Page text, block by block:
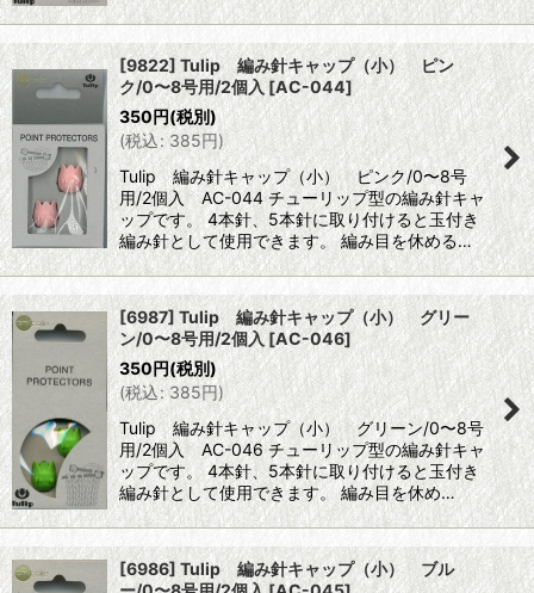
[9822] Tulip 編み針キャップ（小） ピン
ク/0〜8号用/2個入 [AC-044]
350円(税別)
(税込: 385円)
Tulip 編み針キャップ（小） ピンク/0〜8号
用/2個入 AC-044 チューリップ型の編み針キャ
ップです。 4本針、5本針に取り付けると玉付き
編み針として使用できます。 編み目を休める…
[6987] Tulip 編み針キャップ（小） グリー
ン/0〜8号用/2個入 [AC-046]
350円(税別)
(税込: 385円)
Tulip 編み針キャップ（小） グリーン/0〜8号
用/2個入 AC-046 チューリップ型の編み針キャ
ップです。 4本針、5本針に取り付けると玉付き
編み針として使用できます。 編み目を休め…
[6986] Tulip 編み針キャップ（小） ブル